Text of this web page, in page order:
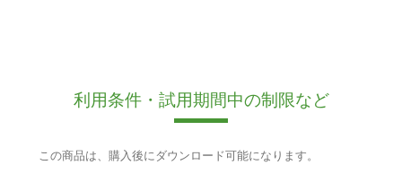
利用条件・試用期間中の制限など
この商品は、購入後にダウンロード可能になります。